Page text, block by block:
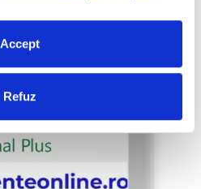
Accept
Refuz